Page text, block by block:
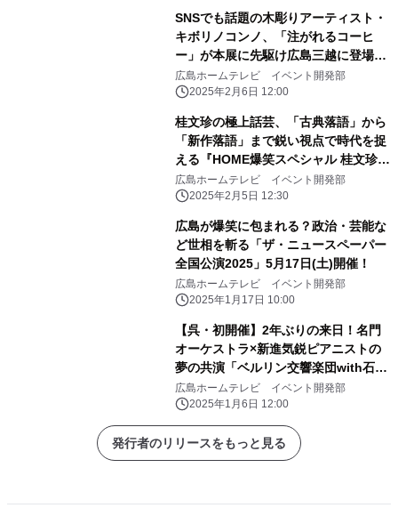
SNSでも話題の木彫りアーティスト・
キボリノコンノ、「注がれるコーヒ
ー」が本展に先駆け広島三越に登場！
（特別無料展示）
広島ホームテレビ イベント開発部
2025年2月6日 12:00
桂文珍の極上話芸、「古典落語」から
「新作落語」まで鋭い視点で時代を捉
える『HOME爆笑スペシャル 桂文珍独
演会』広島公演開催決定！
広島ホームテレビ イベント開発部
2025年2月5日 12:30
広島が爆笑に包まれる？政治・芸能な
ど世相を斬る「ザ・ニュースペーパー
全国公演2025」5月17日(土)開催！
広島ホームテレビ イベント開発部
2025年1月17日 10:00
【呉・初開催】2年ぶりの来日！名門
オーケストラ×新進気鋭ピアニストの
夢の共演「ベルリン交響楽団with石井
琢磨」
広島ホームテレビ イベント開発部
2025年1月6日 12:00
発行者のリリースをもっと見る